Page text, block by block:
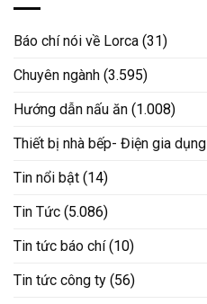
Báo chí nói về Lorca (31)
Chuyên ngành (3.595)
Hướng dẫn nấu ăn (1.008)
Thiết bị nhà bếp- Điện gia dụng
Tin nổi bật (14)
Tin Tức (5.086)
Tin tức báo chí(10)
Tin tức công ty (56)